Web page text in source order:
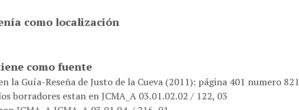
como localización
como fuente
la Guía-Reseña de Justo de la Cueva (2011): página 401 numero 821
borradores estan en JCMA_A 03.01.02.02 / 122, 03